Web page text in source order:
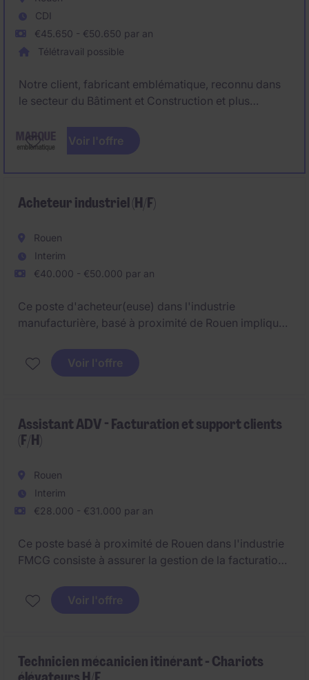
CDI
€45.650 - €50.650 par an
Télétravail possible
Notre client, fabricant emblématique, reconnu dans
le secteur du Bâtiment et Construction et plus
électroportatif, recrute, son futur Commercial
Powertools Normandie H/F basé sur Rouen ou
Vous souhaitez rejoindre une marque iconique ?
Voir l'offre
Acheteur industriel (H/F)
Rouen
Interim
€40.000 - €50.000 par an
Ce poste d'acheteur(euse) dans l'industrie
manufacturière, basé à proximité de Rouen implique
fournisseurs. Vous jouerez un rôle clé dans
l'optimisation des coûts et l'approvisionnement en
Voir l'offre
Assistant ADV - Facturation et support clients
(F/H)
Rouen
Interim
€28.000 - €31.000 par an
Ce poste basé à proximité de Rouen dans l'industrie
FMCG consiste à assurer la gestion de la facturation
dans la satisfaction client et la gestion administrative
des ventes.
Voir l'offre
Technicien mécanicien itinérant - Chariots